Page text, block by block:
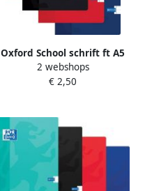
Oxford School schrift ft A5
120 bladzijden met kantlijn
gelijnd geassorteerde
2 webshops
€ 2,50